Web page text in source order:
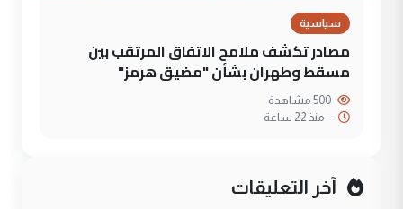
سياسية
مصادر تكشف ملامح الاتفاق المرتقب بين
مسقط وطهران بشأن "مضيق هرمز"
--منذ 22 ساعة
آخر التعليقات